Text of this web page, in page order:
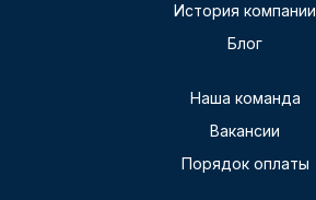
История компании
Блог
Наша команда
Вакансии
Порядок оплаты